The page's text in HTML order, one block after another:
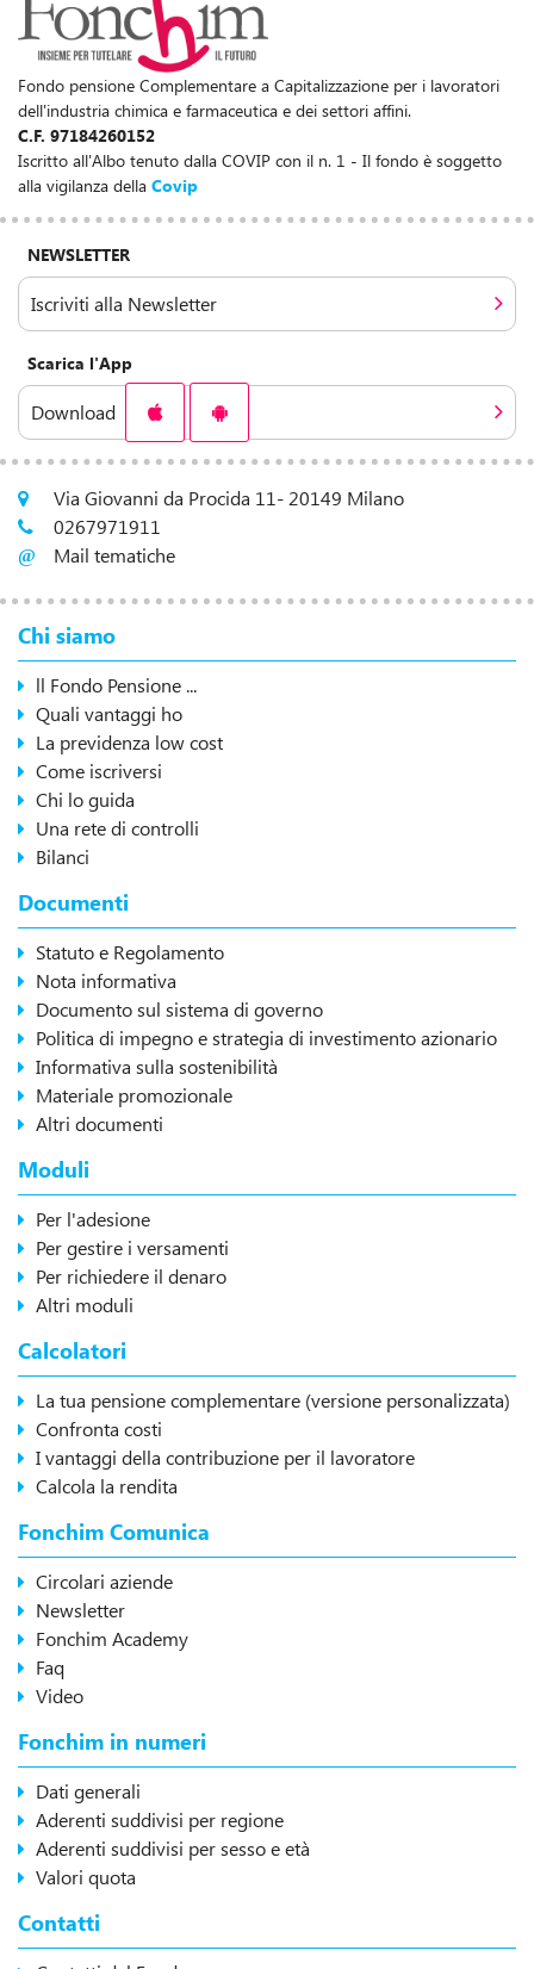
Fondo pensione Complementare a Capitalizzazione per i lavoratori
dell'industria chimica e farmaceutica e dei settori affini.
C.F. 97184260152
Iscritto all'Albo tenuto dalla COVIP con il n. 1 - Il fondo è soggetto
alla vigilanza della Covip
NEWSLETTER
Iscriviti alla Newsletter
Scarica l'App
Download
Via Giovanni da Procida 11- 20149 Milano
0267971911
Mail tematiche
Chi siamo
ll Fondo Pensione ...
Quali vantaggi ho
La previdenza low cost
Come iscriversi
Chi lo guida
Una rete di controlli
Bilanci
Documenti
Statuto e Regolamento
Nota informativa
Documento sul sistema di governo
Politica di impegno e strategia di investimento azionario
Informativa sulla sostenibilità
Materiale promozionale
Altri documenti
Moduli
Per l'adesione
Per gestire i versamenti
Per richiedere il denaro
Altri moduli
Calcolatori
La tua pensione complementare (versione personalizzata)
Confronta costi
I vantaggi della contribuzione per il lavoratore
Calcola la rendita
Fonchim Comunica
Circolari aziende
Newsletter
Fonchim Academy
Faq
Video
Fonchim in numeri
Dati generali
Aderenti suddivisi per regione
Aderenti suddivisi per sesso e età
Valori quota
Contatti